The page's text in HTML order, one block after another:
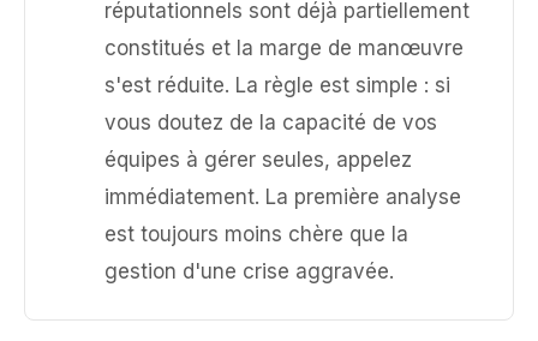
réputationnels sont déjà partiellement
constitués et la marge de manœuvre
s'est réduite. La règle est simple : si
vous doutez de la capacité de vos
équipes à gérer seules, appelez
immédiatement. La première analyse
est toujours moins chère que la
gestion d'une crise aggravée.